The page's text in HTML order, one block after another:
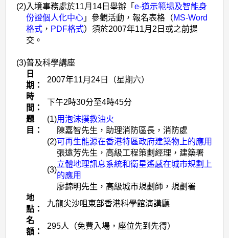
(2)入境事務處於11月14日舉辦「e-道示範場及智能身
份證個人化中心 」參觀活動，報名表格（MS-Word
格式 ， PDF格式）須於2007年11月2日或之前提
交。
(3)普及科學講座
日
期：
2007年11月24日（星期六）
時
間：
下午2時30分至4時45分
題
目：
(1)用泡沫撲救油火
陳嘉智先生，助理消防區長，消防處
(2)可再生能源在香港特區政府建築物上的應用
張遠芳先生，高級工程策劃經理，建築署
(3)
立體地理訊息系統和衛星遙感在城市規劃上
的應用
廖錦明先生，高級城市規劃師，規劃署
地
點：
九龍尖沙咀東部香港科學館演講廳
名
額：
295人（免費入場，座位先到先得）